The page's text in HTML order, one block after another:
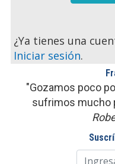
¿Ya tienes una
Iniciar sesión.
"Gozamos poco
sufrimos mucho